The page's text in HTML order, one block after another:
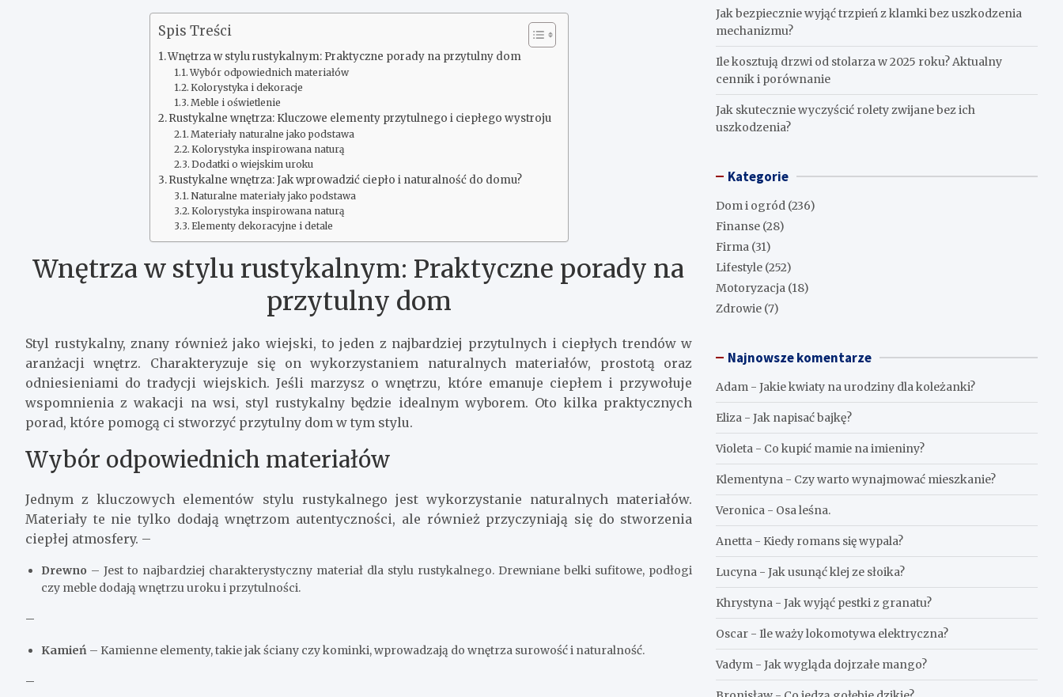
Spis Treści
Wnętrza w stylu rustykalnym: Praktyczne porady na przytulny dom
Wybór odpowiednich materiałów
Kolorystyka i dekoracje
Meble i oświetlenie
Rustykalne wnętrza: Kluczowe elementy przytulnego i ciepłego wystroju
Materiały naturalne jako podstawa
Kolorystyka inspirowana naturą
Dodatki o wiejskim uroku
Rustykalne wnętrza: Jak wprowadzić ciepło i naturalność do domu?
Naturalne materiały jako podstawa
Kolorystyka inspirowana naturą
Elementy dekoracyjne i detale
Wnętrza w stylu rustykalnym: Praktyczne porady na
przytulny dom
Styl rustykalny, znany również jako wiejski, to jeden z najbardziej przytulnych i ciepłych trendów w
aranżacji wnętrz. Charakteryzuje się on wykorzystaniem naturalnych materiałów, prostotą oraz
odniesieniami do tradycji wiejskich. Jeśli marzysz o wnętrzu, które emanuje ciepłem i przywołuje
wspomnienia z wakacji na wsi, styl rustykalny będzie idealnym wyborem. Oto kilka praktycznych
porad, które pomogą ci stworzyć przytulny dom w tym stylu.
Wybór odpowiednich materiałów
Jednym z kluczowych elementów stylu rustykalnego jest wykorzystanie naturalnych materiałów.
Materiały te nie tylko dodają wnętrzom autentyczności, ale również przyczyniają się do stworzenia
ciepłej atmosfery. –
Drewno – Jest to najbardziej charakterystyczny materiał dla stylu rustykalnego. Drewniane belki sufitowe, podłogi
czy meble dodają wnętrzu uroku i przytulności.
–
Kamień – Kamienne elementy, takie jak ściany czy kominki, wprowadzają do wnętrza surowość i naturalność.
–
Jak bezpiecznie wyjąć trzpień z klamki bez uszkodzenia
mechanizmu?
Ile kosztują drzwi od stolarza w 2025 roku? Aktualny
cennik i porównanie
Jak skutecznie wyczyścić rolety zwijane bez ich
uszkodzenia?
Kategorie
Dom i ogród (236)
Finanse (28)
Firma (31)
Lifestyle (252)
Motoryzacja (18)
Zdrowie (7)
Najnowsze komentarze
Adam -Jakie kwiaty na urodziny dla koleżanki?
Eliza -Jak napisać bajkę?
Violeta - Co kupić mamie na imieniny?
Klementyna - Czy warto wynajmować mieszkanie?
Veronica - Osa leśna.
Anetta - Kiedy romans się wypala?
Lucyna -Jak usunąć klej ze słoika?
Khrystyna -Jak wyjąć pestki z granatu?
Oscar -Ile waży lokomotywa elektryczna?
Vadym -Jak wygląda dojrzałe mango?